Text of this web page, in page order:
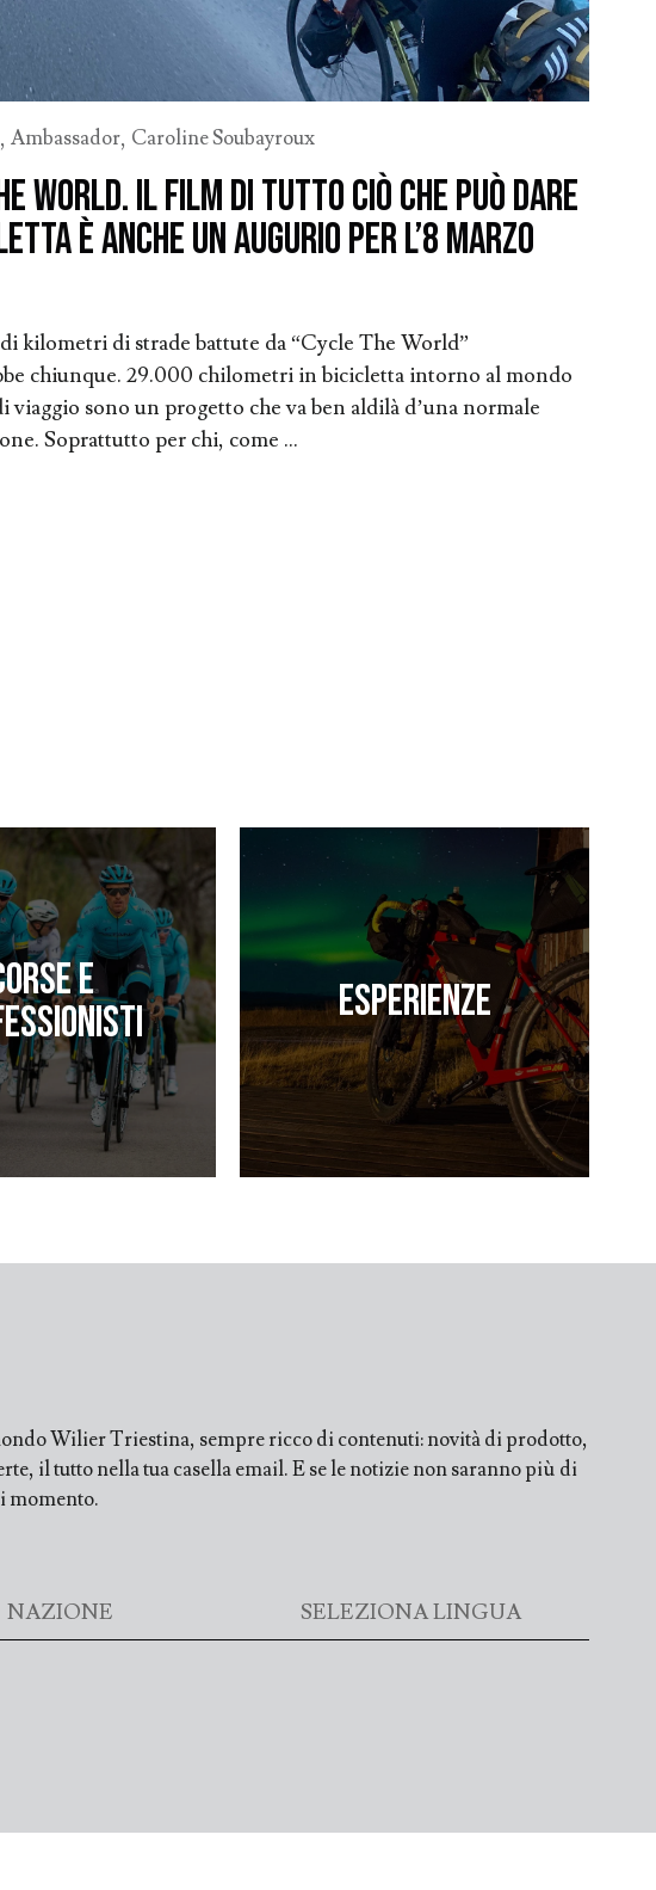
,Ambassador, Caroline Soubayroux
World. Il film di tutto ciò che può dare
è anche un augurio per l’8 marzo
kilometri di strade battute da “Cycle The World”
chiunque. 29.000 chilometri in bicicletta intorno al mondo
viaggio sono un progetto che va ben aldilà d’una normale
Soprattutto per chi, come ...
e
Esperienze
Wilier Triestina, sempre ricco di contenuti: novità di prodotto,
il tutto nella tua casella email. E se le notizie non saranno più di
momento.